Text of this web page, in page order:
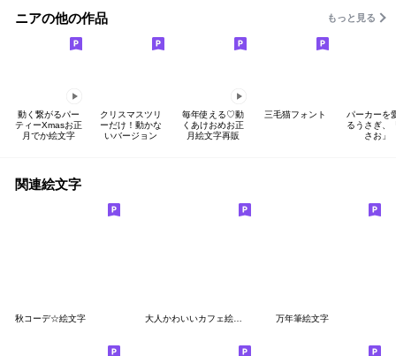
ニアの他の作品 もっと見る
動く繋がるパー
ティーXmasお正
月でか絵文字
クリスマスツリ
ーだけ！動かな
いバージョン
毎年使える♡動
くあけおめお正
月絵文字再販
三毛猫フォント
パーカーを
るうさぎ、
さお」
関連絵文字
秋コーデ☆絵文字 万年筆絵文字